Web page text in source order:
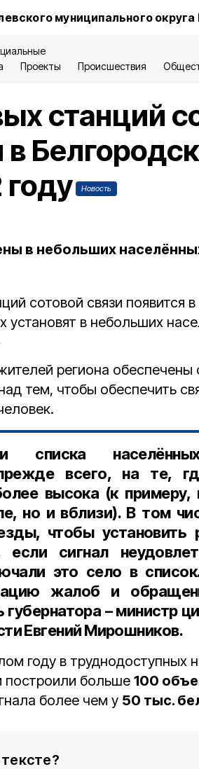
муниципального
Проекты Происшествия
станций
в
Новость
в небольших
сотовой связи появится
установят в небольших
региона обеспечены
тем, чтобы обеспечить
списка
всего, на те,
высока (к
но и вблизи). В том
чтобы установить
если сигнал
это село в
жалоб и
– министр
Евгений Мирошников.
году в труднодоступных
построили больше 100
более чем у 50 тыс.